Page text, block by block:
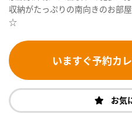
収納がたっぷりの南向きのお部
☆
いますぐ予約カ
お気